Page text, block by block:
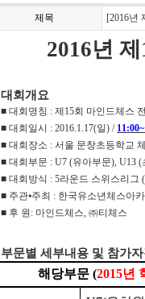
제목 [2016년
2016년 제
대회개요
■대회명칭 :제 15회 마인드체스
■대회일시 : 2016.1.17(일) /
■대회장소 :서울 문창초등학교
■대회부문 : U7 (유아부문), U13 (
■대회방식 : 5라운드 스위스리그(
■ 주관⦁주최 : 한국유소년체스아
■ 후 원 : 마인드체스,㈜티체스
부문별 세부내용 및 참가
해당부문 (2015년